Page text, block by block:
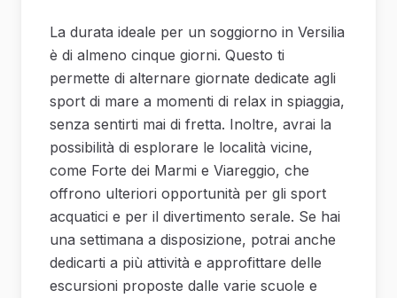
La durata ideale per un soggiorno in Versilia
è di almeno cinque giorni. Questo ti
permette di alternare giornate dedicate agli
sport di mare a momenti di relax in spiaggia,
senza sentirti mai di fretta. Inoltre, avrai la
possibilità di esplorare le località vicine,
come Forte dei Marmi e Viareggio, che
offrono ulteriori opportunità per gli sport
acquatici e per il divertimento serale. Se hai
una settimana a disposizione, potrai anche
dedicarti a più attività e approfittare delle
escursioni proposte dalle varie scuole e